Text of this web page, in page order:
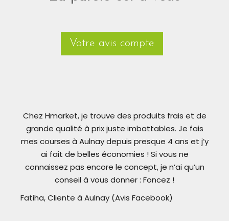
Votre avis compte
Chez Hmarket, je trouve des produits frais et de
grande qualité à prix juste imbattables. Je fais
mes courses à Aulnay depuis presque 4 ans et j’y
ai fait de belles économies ! Si vous ne
connaissez pas encore le concept, je n’ai qu’un
conseil à vous donner : Foncez !
Fatiha, Cliente à Aulnay (Avis Facebook)